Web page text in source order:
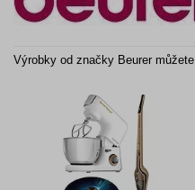
Výrobky od značky Beurer